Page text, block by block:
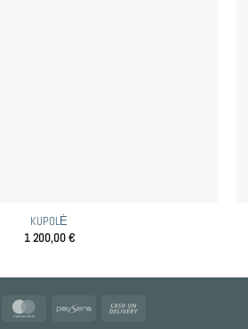
KUPOLĖ
1 200,00€
MasterCardPaysera